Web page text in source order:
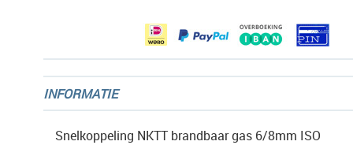
INFORMATIE
Snelkoppeling NKTT brandbaar gas 6/8mm ISO